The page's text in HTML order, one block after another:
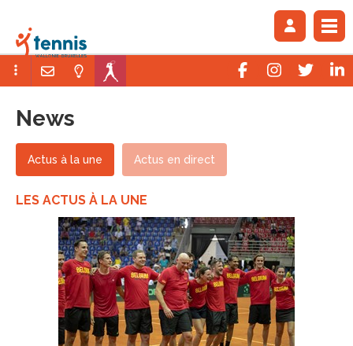
News
Actus à la une Actus en direct
LES ACTUS À LA UNE